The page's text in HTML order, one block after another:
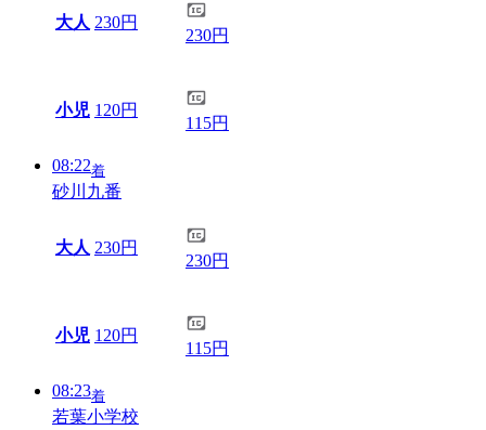
大人 230円
230円
小児 120円
115円
08:22着
砂川九番
大人 230円
230円
小児 120円
115円
08:23着
若葉小学校